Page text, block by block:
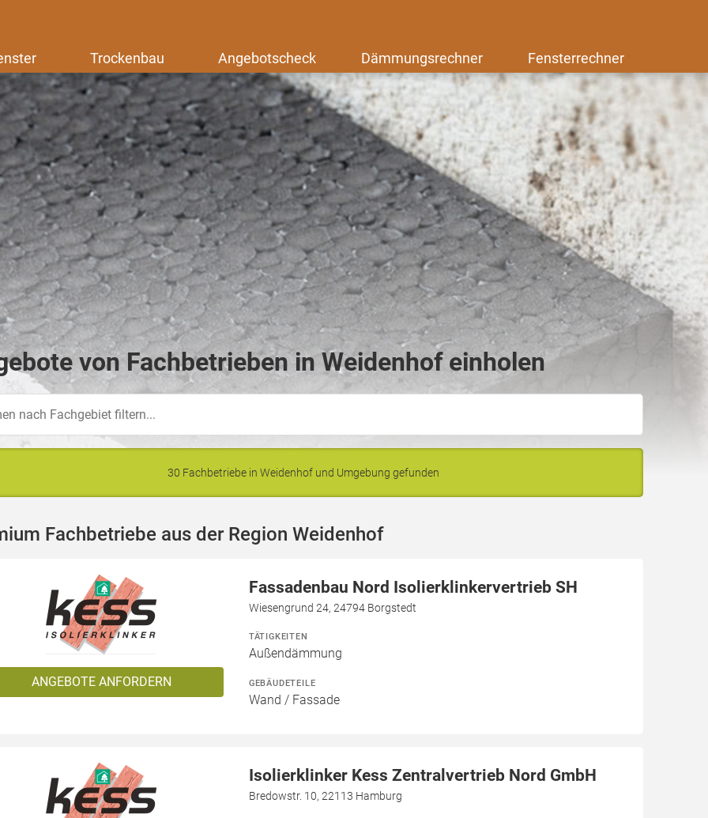
Trockenbau Angebotscheck Dämmungsrechner Fensterrechner
von Fachbetrieben in Weidenhof einholen
30 Fachbetriebe in Weidenhof und Umgebung gefunden
Fachbetriebe aus der Region Weidenhof
ANGEBOTE ANFORDERN
Fassadenbau Nord Isolierklinkervertrieb SH
Wiesengrund 24, 24794 Borgstedt
TÄTIGKEITEN
Außendämmung
GEBÄUDETEILE
Wand / Fassade
Isolierklinker Kess Zentralvertrieb Nord GmbH
Bredowstr. 10, 22113 Hamburg